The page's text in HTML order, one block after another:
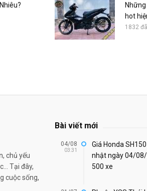
hot
1832
chủ yếu
Tại đây,
cuộc sống,
Bài viết mới
04/08
03:31
Giá Honda
nhật ngày 04/08/
500 xe